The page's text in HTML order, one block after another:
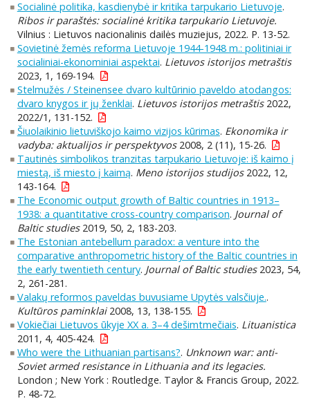
Socialinė politika, kasdienybė ir kritika tarpukario Lietuvoje.
Ribos ir paraštės: socialinė kritika tarpukario Lietuvoje.
Vilnius : Lietuvos nacionalinis dailės muziejus, 2022. P. 13-52.
Sovietinė žemės reforma Lietuvoje 1944-1948 m.: politiniai ir
socialiniai-ekonominiai aspektai. Lietuvos istorijos metraštis
2023, 1, 169-194.
Stelmužės / Steinensee dvaro kultūrinio paveldo atodangos:
dvaro knygos ir jų ženklai. Lietuvos istorijos metraštis2022,
2022/1, 131-152.
Šiuolaikinio lietuviškojo kaimo vizijos kūrimas. Ekonomika ir
vadyba: aktualijos ir perspektyvos2008, 2 (11), 15-26.
Tautinės simbolikos tranzitas tarpukario Lietuvoje: iš kaimo į
miestą, iš miesto į kaimą. Meno istorijos studijos2022, 12,
143-164.
The Economic output growth of Baltic countries in 1913–
1938: a quantitative cross-country comparison. Journal of
Baltic studies2019, 50, 2, 183-203.
The Estonian antebellum paradox: a venture into the
comparative anthropometric history of the Baltic countries in
the early twentieth century. Journal of Baltic studies2023, 54,
2, 261-281.
Valakų reformos paveldas buvusiame Upytės valsčiuje..
Kultūros paminklai2008, 13, 138-155.
Vokiečiai Lietuvos ūkyje XX a. 3–4 dešimtmečiais. Lituanistica
2011, 4, 405-424.
Who were the Lithuanian partisans?. Unknown war: anti-
Soviet armed resistance in Lithuania and its legacies.
London ; New York : Routledge. Taylor & Francis Group, 2022.
P. 48-72.